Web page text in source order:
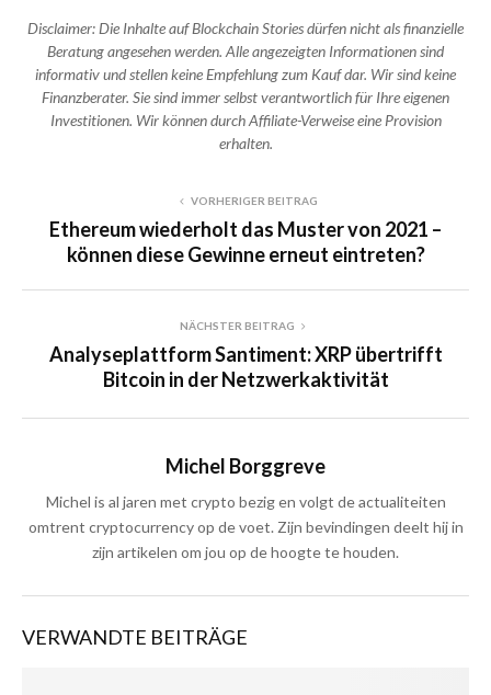
Disclaimer: Die Inhalte auf Blockchain Stories dürfen nicht als finanzielle
Beratung angesehen werden. Alle angezeigten Informationen sind
informativ und stellen keine Empfehlung zum Kauf dar. Wir sind keine
Finanzberater. Sie sind immer selbst verantwortlich für Ihre eigenen
Investitionen. Wir können durch Affiliate-Verweise eine Provision
erhalten.
VORHERIGER BEITRAG
Ethereum wiederholt das Muster von 2021 –
können diese Gewinne erneut eintreten?
NÄCHSTER BEITRAG
Analyseplattform Santiment: XRP übertrifft
Bitcoin in der Netzwerkaktivität
Michel Borggreve
Michel is al jaren met crypto bezig en volgt de actualiteiten
omtrent cryptocurrency op de voet. Zijn bevindingen deelt hij in
zijn artikelen om jou op de hoogte te houden.
VERWANDTE BEITRÄGE